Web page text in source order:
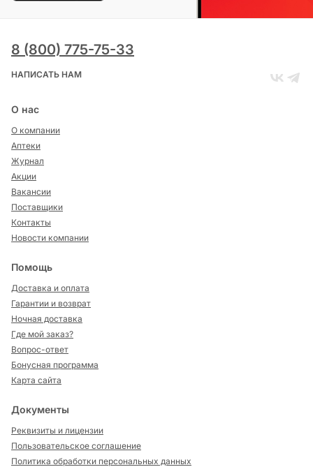
8 (800) 775-75-33
НАПИСАТЬ НАМ
О нас
О компании
Аптеки
Журнал
Акции
Вакансии
Поставщики
Контакты
Новости компании
Помощь
Доставка и оплата
Гарантии и возврат
Ночная доставка
Где мой заказ?
Вопрос-ответ
Бонусная программа
Карта сайта
Документы
Реквизиты и лицензии
Пользовательское соглашение
Политика обработки персональных данных